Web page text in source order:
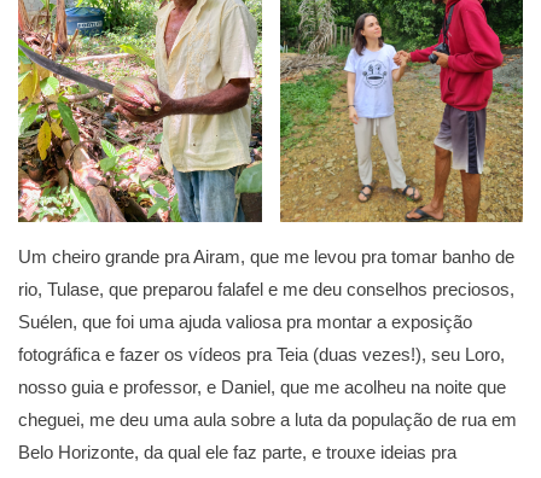
Um cheiro grande pra Airam, que me levou pra tomar banho de
rio, Tulase, que preparou falafel e me deu conselhos preciosos,
Suélen, que foi uma ajuda valiosa pra montar a exposição
fotográfica e fazer os vídeos pra Teia (duas vezes!), seu Loro,
nosso guia e professor, e Daniel, que me acolheu na noite que
cheguei, me deu uma aula sobre a luta da população de rua em
Belo Horizonte, da qual ele faz parte, e trouxe ideias pra